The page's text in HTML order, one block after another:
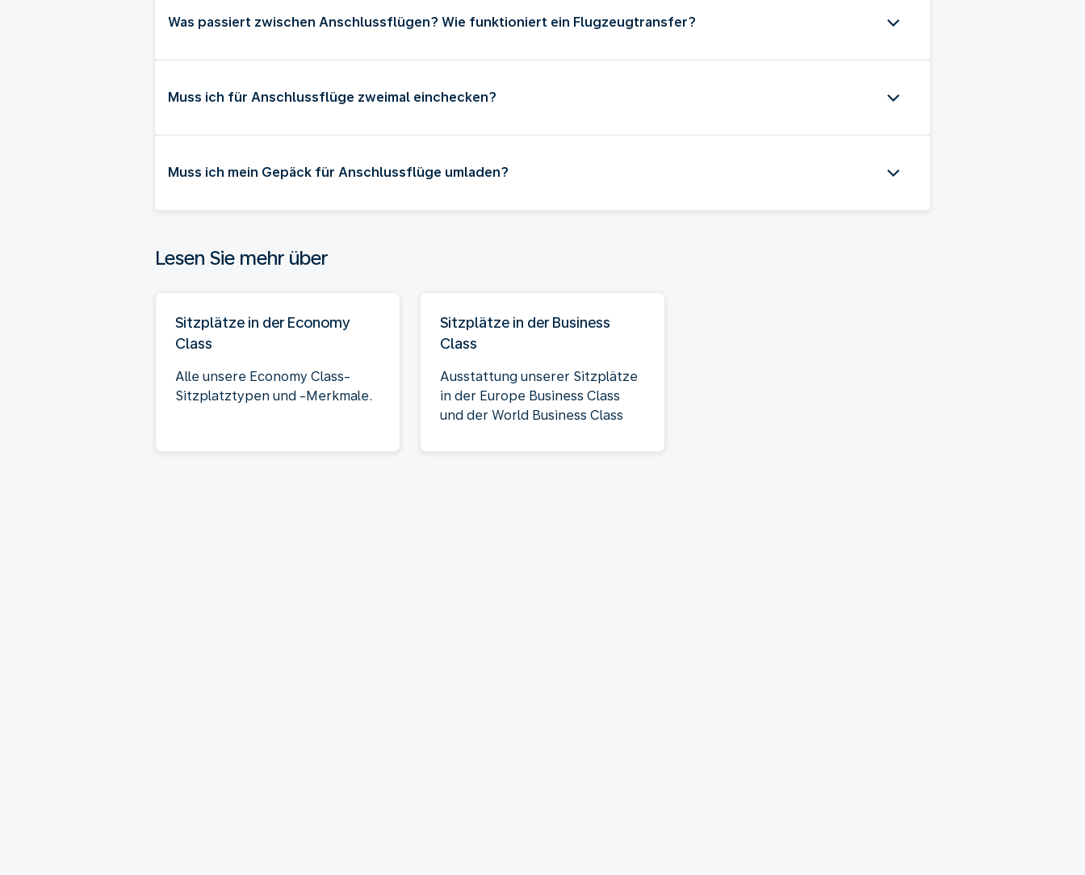
Was passiert zwischen Anschlussflügen? Wie funktioniert ein Flugzeugtransfer?
Muss ich für Anschlussflüge zweimal einchecken?
Muss ich mein Gepäck für Anschlussflüge umladen?
Lesen Sie mehr über
Sitzplätze in der Economy
Class
Alle unsere Economy Class-
Sitzplatztypen und -Merkmale.
Sitzplätze in der Business
Class
Ausstattung unserer Sitzplätze
in der Europe Business Class
und der World Business Class